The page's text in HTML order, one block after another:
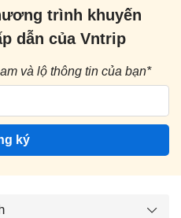
trình khuyến
dẫn của Vntrip
và lộ thông tin của bạn*
ký